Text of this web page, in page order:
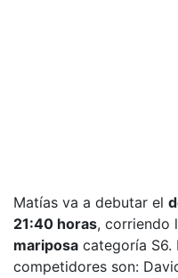
Matías va a debutar el
21:40 horas, corriendo
mariposa categoría S6.
competidores son: